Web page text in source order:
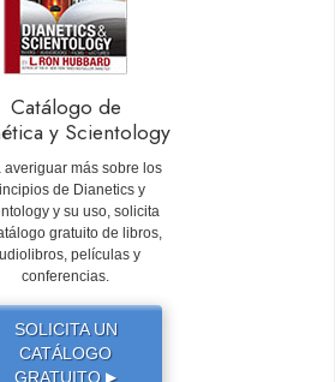
Catálogo de
y Scientology
averiguar más sobre los
de Dianetics y
y su uso, solicita
gratuito de libros,
películas y
conferencias.
SOLICITA UN
CATÁLOGO
GRATUITO ▶